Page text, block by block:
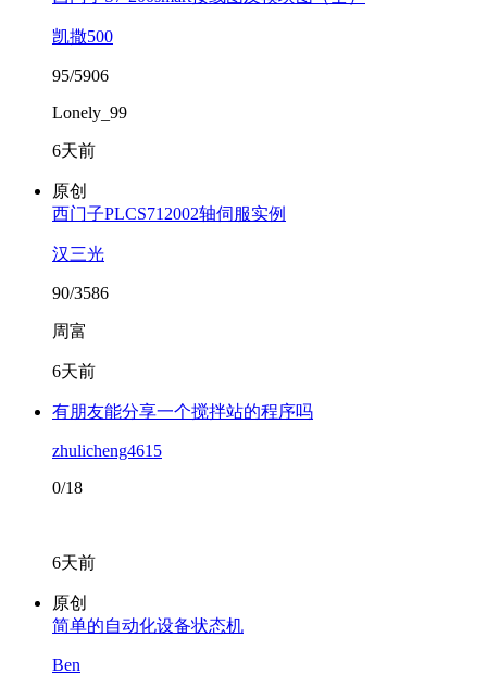
凯撒500
95/5906
Lonely_99
6天前
原创
西门子PLCS712002轴伺服实例
汉三光
90/3586
周富
6天前
有朋友能分享一个搅拌站的程序吗
zhulicheng4615
0/18
6天前
原创
简单的自动化设备状态机
Ben